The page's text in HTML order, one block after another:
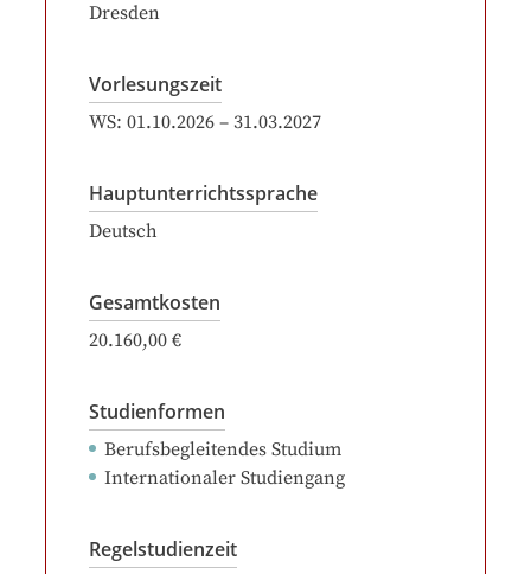
Dresden
Vorlesungszeit
WS: 01.10.2026 – 31.03.2027
Hauptunterrichtssprache
Deutsch
Gesamtkosten
20.160,00 €
Studienformen
Berufsbegleitendes Studium
Internationaler Studiengang
Regelstudienzeit